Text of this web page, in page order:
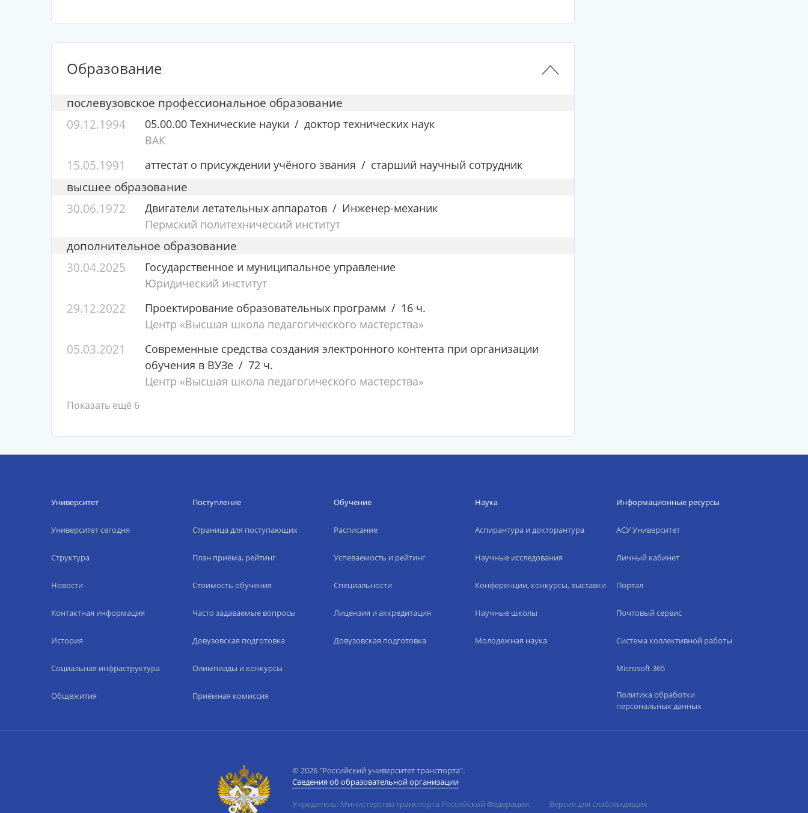
Образование
послевузовское профессиональное образование
09.12.1994
05.00.00 Технические науки
доктор технических наук
ВАК
15.05.1991 аттестат о присуждении учёного звания старший научный сотрудник
высшее образование
30.06.1972
Двигатели летательных аппаратов
Инженер-механик
Пермский политехнический институт
дополнительное образование
30.04.2025
Государственное и муниципальное управление
Юридический институт
29.12.2022 Проектирование образовательных программ
16 ч.
Центр «Высшая школа педагогического мастерства»
05.03.2021
Современные средства создания электронного контента при организации
обучения в ВУЗе
72 ч.
Центр «Высшая школа педагогического мастерства»
Показать ещё 6
Университет
Университет сегодня
Структура
Новости
Контактная информация
История
Социальная инфраструктура
Общежития
Поступление
Страница для поступающих
План приёма, рейтинг
Стоимость обучения
Часто задаваемые вопросы
Довузовская подготовка
Олимпиады и конкурсы
Приёмная комиссия
Обучение
Расписание
Успеваемость и рейтинг
Специальности
Лицензия и аккредитация
Довузовская подготовка
Наука
Аспирантура и докторантура
Научные исследования
Конференции, конкурсы, выставки
Научные школы
Молодежная наука
Информационные ресурсы
АСУ Университет
Личный кабинет
Портал
Почтовый сервис
Система коллективной работы
Microsoft 365
Политика обработки
персональных данных
© 2026 "Российский университет транспорта".
Сведения об образовательной организации
Учредитель: Министерство транспорта Российской Федерации Версия для слабовидящих